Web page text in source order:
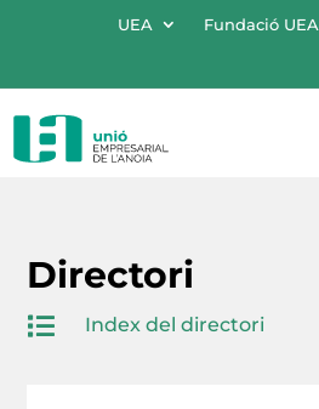
UEA Fundació UEA
Directori
 Index del directori